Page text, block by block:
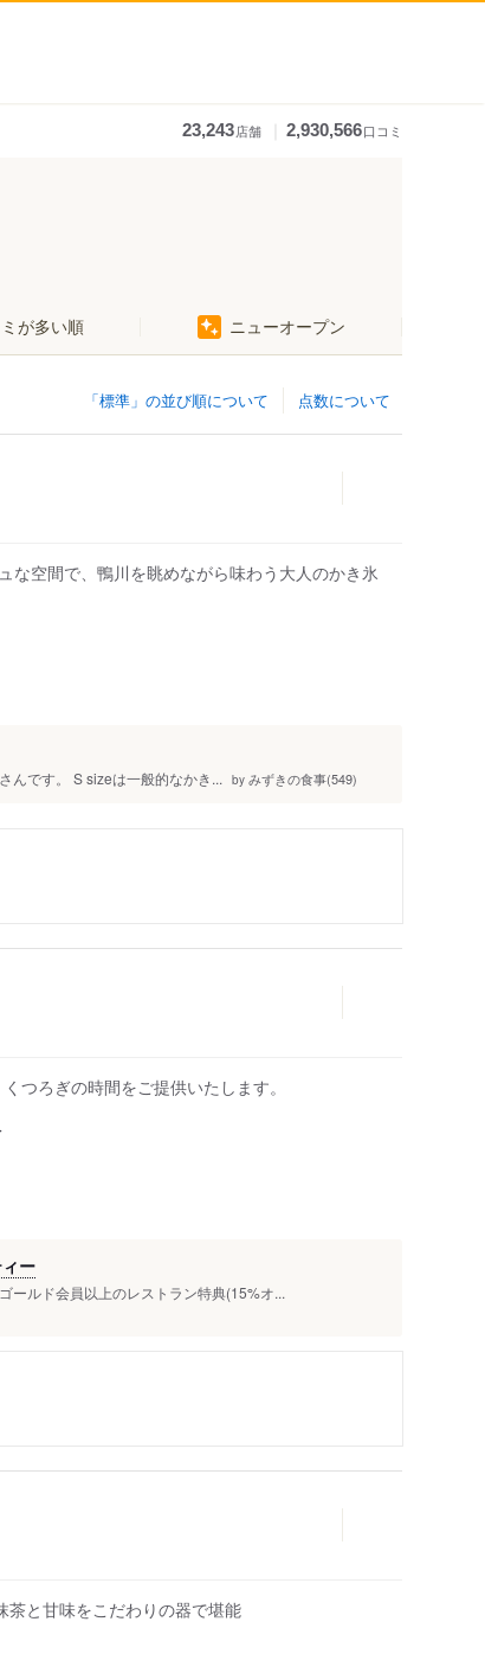
23,243店舗 2,930,566口コミ
が多い順 ニューオープン
点数について
「標準」の並び順について
空間で、鴨川を眺めながら味わう大人のかき氷
んです。 S sizeは一般的なかき... by みずきの食事(549)
つろぎの時間をご提供いたします。
ー
ールド会員以上のレストラン特典(15%オ...
茶と甘味をこだわりの器で堪能